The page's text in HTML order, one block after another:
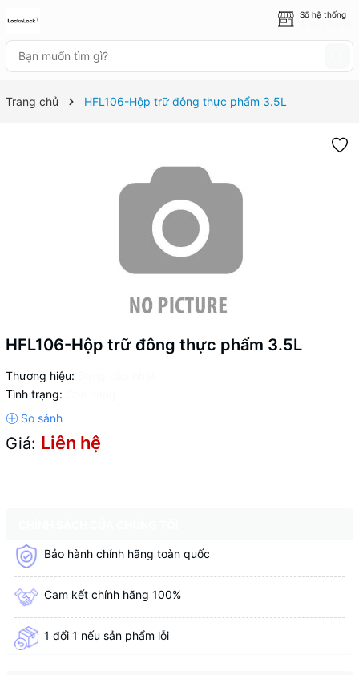
Số hệ thống
Trang chủ HFL106-Hộp trữ đông thực phẩm 3.5L
HFL106-Hộp trữ đông thực phẩm 3.5L
Thương hiệu:
Tình trạng:
Giá: Liên hệ
Bảo hành chính hãng toàn quốc
Cam kết chính hãng 100%
1 đổi 1 nếu sản phẩm lỗi